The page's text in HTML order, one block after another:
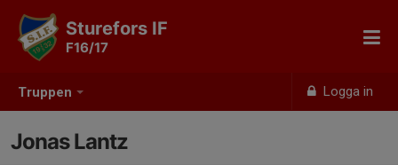
Truppen Logga in
Sturefors IF
F16/17
Jonas Lantz